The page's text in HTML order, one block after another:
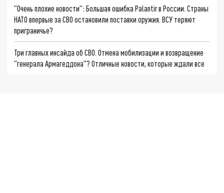
"Очень плохие новости": Большая ошибка Palantir в России. Страны
НАТО впервые за СВО остановили поставки оружия. ВСУ теряют
приграничье?
Три главных инсайда об СВО. Отмена мобилизации и возвращение
"генерала Армагеддона"? Отличные новости, которые ждали все